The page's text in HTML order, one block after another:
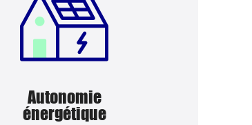
Autonomie
énergétique